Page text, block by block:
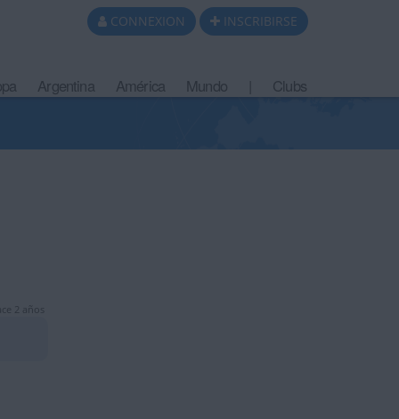
CONNEXION INSCRIBIRSE
Argentina América Mundo Clubs
2 años